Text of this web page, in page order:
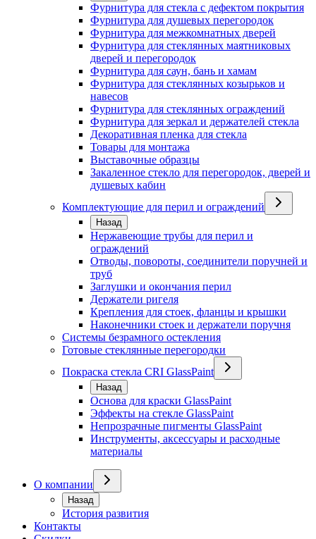
Фурнитура для стекла с дефектом покрытия
Фурнитура для душевых перегородок
Фурнитура для межкомнатных дверей
Фурнитура для стеклянных маятниковых
дверей и перегородок
Фурнитура для саун, бань и хамам
Фурнитура для стеклянных козырьков и
навесов
Фурнитура для стеклянных ограждений
Фурнитура для зеркал и держателей стекла
Декоративная пленка для стекла
Товары для монтажа
Выставочные образцы
Закаленное стекло для перегородок, дверей и
душевых кабин
Комплектующие для перил и ограждений
Назад
Нержавеющие трубы для перил и
ограждений
Отводы, повороты, соединители поручней и
труб
Заглушки и окончания перил
Держатели ригеля
Крепления для стоек, фланцы и крышки
Наконечники стоек и держатели поручня
Системы безрамного остекления
Готовые стеклянные перегородки
Покраска стекла CRI GlassPaint
Назад
Основа для краски GlassPaint
Эффекты на стекле GlassPaint
Непрозрачные пигменты GlassPaint
Инструменты, аксессуары и расходные
материалы
О компании
Назад
История развития
Контакты